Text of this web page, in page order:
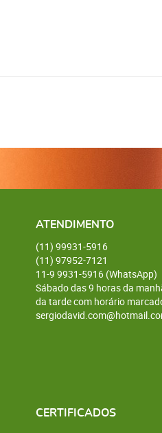
ATENDIMENTO
(11) 99931-5916
(11) 97952-7121
11-9 9931-5916 (WhatsApp)
Sábado das 9 horas da
da tarde com horário
CERTIFICADOS